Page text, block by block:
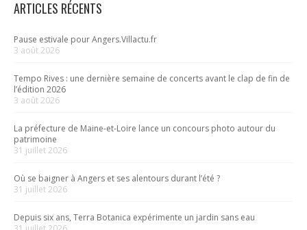
ARTICLES RÉCENTS
Pause estivale pour Angers.Villactu.fr
3 août 2026
Tempo Rives : une dernière semaine de concerts avant le clap de fin de
l’édition 2026
3 août 2026
La préfecture de Maine-et-Loire lance un concours photo autour du
patrimoine
31 juillet 2026
Où se baigner à Angers et ses alentours durant l’été ?
31 juillet 2026
Depuis six ans, Terra Botanica expérimente un jardin sans eau